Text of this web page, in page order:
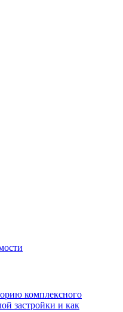
комплексного
застройки и как